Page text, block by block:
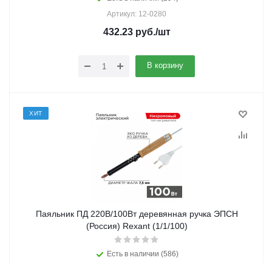
Артикул: 12-0280
432.23руб./шт
В корзину
ХИТ
Паяльник ПД 220В/100Вт деревянная ручка ЭПСН
(Россия) Rexant (1/1/100)
Есть в наличии (586)